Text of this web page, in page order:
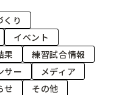
くり
イベント
果
練習試合情報
サー
メディア
せ その他